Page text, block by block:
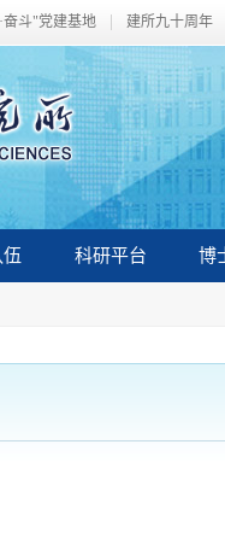
奋斗"党建基地 建所九十周年
科研平台 博